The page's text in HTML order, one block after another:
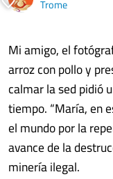
Trome
Mi amigo, el
arroz con pollo y
calmar la sed pidió
tiempo. “María, en
el mundo por la
avance de la
minería ilegal.